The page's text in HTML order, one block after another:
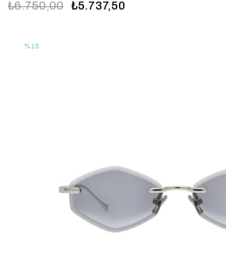
₺5.737,50
₺6.750,00
%15